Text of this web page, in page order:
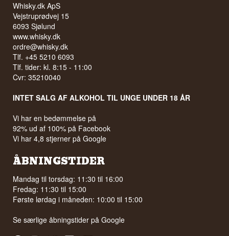
Whisky.dk ApS
Vejstruprødvej 15
6093 Sjølund
www.whisky.dk
ordre@whisky.dk
Tlf. +45 5210 6093
Tlf. tider: kl. 8:15 - 11:00
Cvr: 35210040
INTET SALG AF ALKOHOL TIL UNGE UNDER 18 ÅR
Vi har en bedømmelse på
92% ud af 100% på Facebook
Vi har 4,8 stjerner på Google
ÅBNINGSTIDER
Mandag til torsdag: 11:30 til 16:00
Fredag: 11:30 til 15:00
Første lørdag i måneden: 10:00 til 15:00
Se særlige åbningstider påGoogle